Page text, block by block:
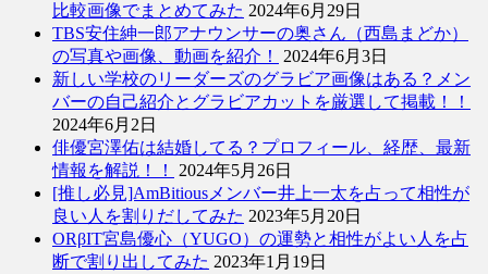
比較画像でまとめてみた 2024年6月29日
TBS安住紳一郎アナウンサーの奥さん（西島まどか）
の写真や画像、動画を紹介！
2024年6月3日
新しい学校のリーダーズのグラビア画像はある？メン
バーの自己紹介とグラビアカットを厳選して掲載！！
2024年6月2日
俳優宮澤佑は結婚してる？プロフィール、経歴、最新
情報を解説！！
2024年5月26日
[推し必見]AmBitiousメンバー井上一太を占って相性が
良い人を割りだしてみた 2023年5月20日
ORβIT宮島優心（YUGO）の運勢と相性がよい人を占
断で割り出してみた 2023年1月19日